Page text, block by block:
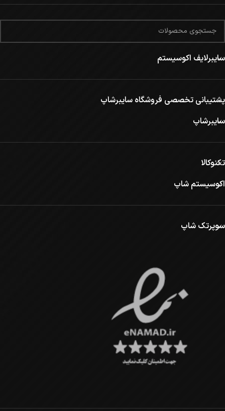
سایبرلایف اکوسیستم
پشتیبانی تخصصی فروشگاه سایبرشاپ
سایبرشاپ
تکنوکالا
اکوسیستم شاپ
سوپرتک شاپ